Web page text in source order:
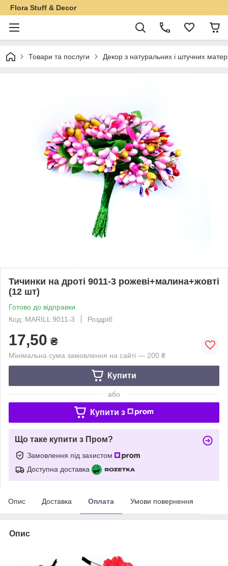
Flora Stuff & Decor
Товари та послуги Декор з натуральних і штучних
Тичинки на дроті 9011-3 рожеві+малина+жовті
(12 шт)
Готово до відправки
Код: MARILL 9011-3
Роздріб
17,50 ₴
Мінімальна сума замовлення на сайті — 200 ₴
Купити
або
Купити з
Що таке купити з Пром?
Замовлення під захистом
Доступна доставка
Опис Доставка Оплата Умови повернення
Опис